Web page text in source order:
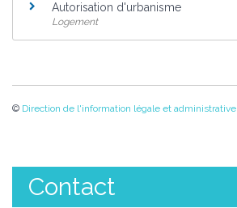
Autorisation d'urbanisme
Logement
© Direction de l'information légale et administrative
Contact